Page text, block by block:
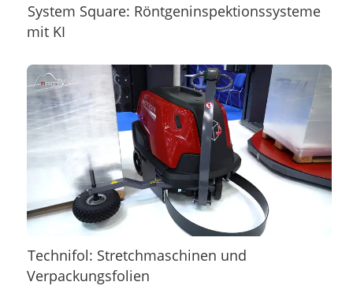
System Square: Röntgeninspektionssysteme
mit KI
Technifol: Stretchmaschinen und
Verpackungsfolien